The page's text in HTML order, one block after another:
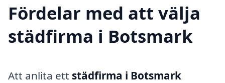
Fördelar med att välja
städfirma i Botsmark
Att anlita ett städfirma i Botsmark